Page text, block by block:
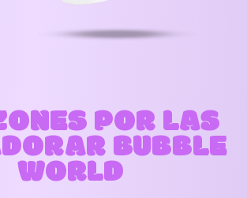
POR LAS
BUBBLE
WORLD